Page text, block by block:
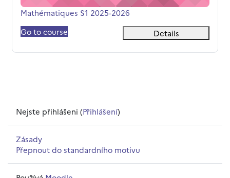
Název kurzu
Mathématiques S1 2025-2026
Go to course
Details
Nejste přihlášeni (Přihlášení)
Zásady
Přepnout do standardního motivu